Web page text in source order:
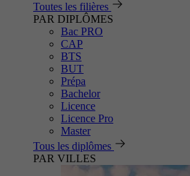
Toutes les filières
PAR DIPLÔMES
Bac PRO
CAP
BTS
BUT
Prépa
Bachelor
Licence
Licence Pro
Master
Tous les diplômes
PAR VILLES